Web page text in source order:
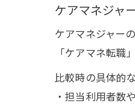
ケアマネジャ
ケアマネジャー
「ケアマネ転
比較時の具体的
・担当利用者数